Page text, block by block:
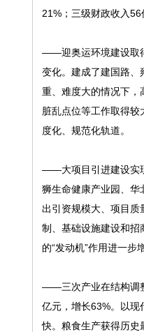
21%；三级财政收入
——迎奥运环境建设取
变化。建成了建国路、
重、难度大的情况下，
脏乱点位等工作取得
度化、规范化轨道。
——大项目引进建设实
狮生命健康产业园、华
出引资规模大、项目质
制、基础设施建设和招
的“发动机”作用进一步
——三次产业在结构调
亿元，增长63%。以现
快。粮食生产获得历史